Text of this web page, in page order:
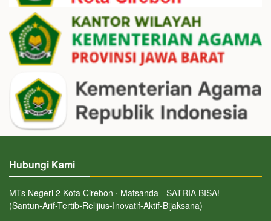
Hubungi Kami
MTs Negeri 2 Kota Cirebon ⋅ Matsanda - SATRIA BISA!
(Santun-Arif-Tertib-Relijius-Inovatif-Aktif-Bijaksana)